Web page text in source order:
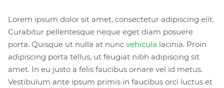
Lorem ipsum dolor sit amet, consectetur adipiscing elit.
Curabitur pellentesque neque eget diam posuere
porta. Quisque ut nulla at nunc vehicula lacinia. Proin
adipiscing porta tellus, ut feugiat nibh adipiscing sit
amet. In eu justo a felis faucibus ornare vel id metus.
Vestibulum ante ipsum primis in faucibus orci luctus et